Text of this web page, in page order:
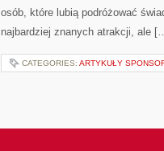
osób, które lubią podróżować
najbardziej znanych atrakcji, ale
CATEGORIES: ARTYKUŁY